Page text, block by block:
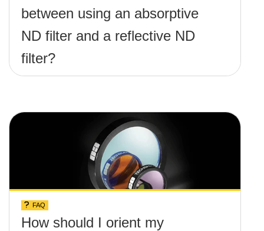
between using an absorptive
ND filter and a reflective ND
filter?
FAQ
How should I orient my